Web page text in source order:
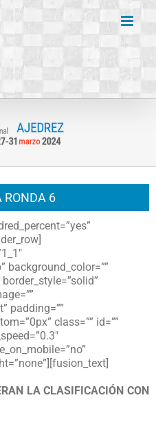
RONDA 6
background_color=””
border_style=”solid”
padding=””
class=”” id=””
LA CLASIFICACIÓN CON